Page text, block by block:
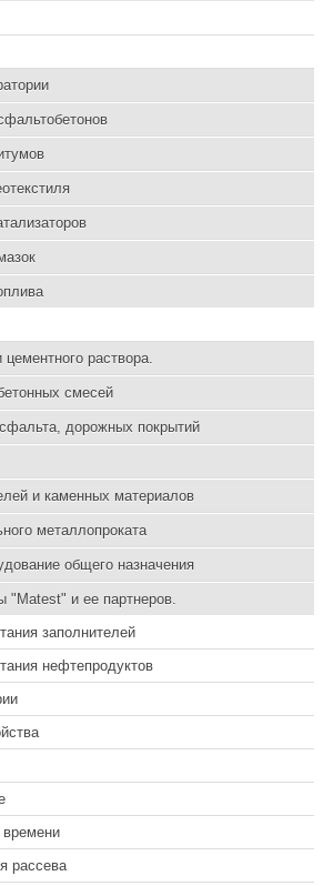
раствора.
смесей
дорожных покрытий
и каменных материалов
металлопроката
общего назначения
и ее партнеров.
заполнителей
нефтепродуктов
рассева